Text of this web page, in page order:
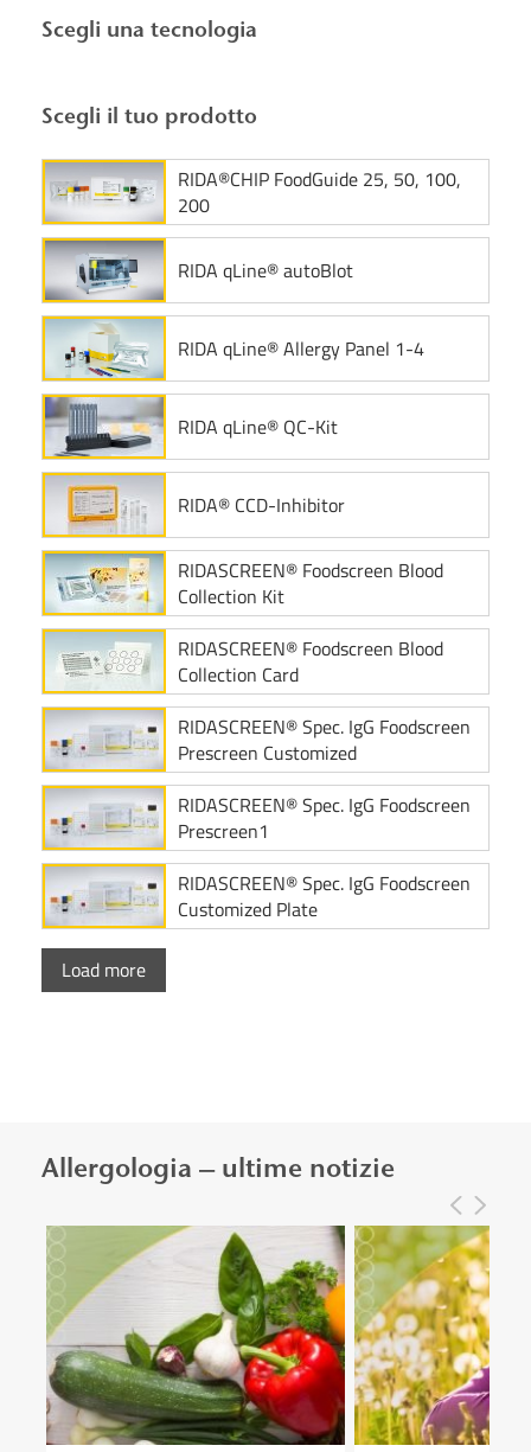
Scegli una tecnologia
Scegli il tuo prodotto
RIDA®CHIP FoodGuide 25, 50, 100,
200
RIDA qLine® autoBlot
RIDA qLine® Allergy Panel 1-4
RIDA qLine® QC-Kit
RIDA® CCD-Inhibitor
RIDASCREEN® Foodscreen Blood
Collection Kit
RIDASCREEN® Foodscreen Blood
Collection Card
RIDASCREEN® Spec. IgG Foodscreen
Prescreen Customized
RIDASCREEN® Spec. IgG Foodscreen
Prescreen1
RIDASCREEN® Spec. IgG Foodscreen
Customized Plate
Load more
Allergologia – ultime notizie